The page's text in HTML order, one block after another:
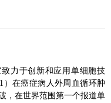
力于创新和应用单细胞技
在癌症病人外周血循环肿
，在世界范围第一个报道单